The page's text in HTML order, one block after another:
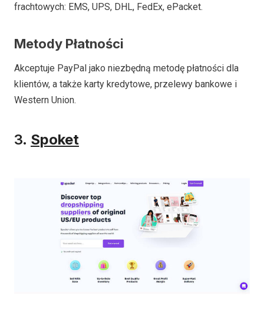
frachtowych: EMS, UPS, DHL, FedEx, ePacket.
Metody Płatności
Akceptuje PayPal jako niezbędną metodę płatności dla
klientów, a także karty kredytowe, przelewy bankowe i
Western Union.
3. Spoket